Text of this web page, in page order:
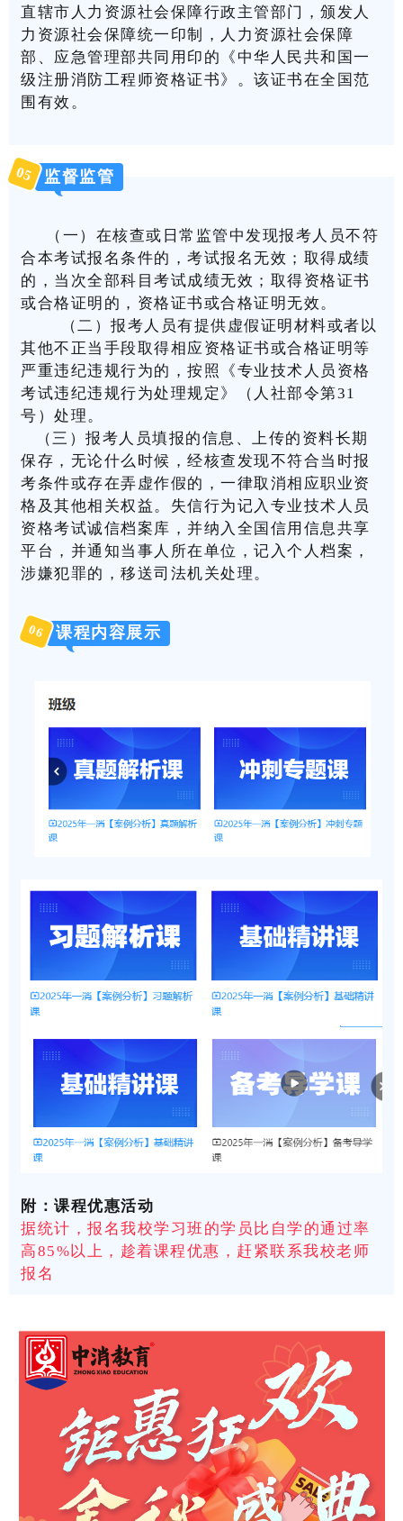
直辖市人力资源社会保障行政主管部门，颁发人
力资源社会保障统一印制，人力资源社会保障
部、应急管理部共同用印的《中华人民共和国一
级注册消防工程师资格证书》。该证书在全国范
围有效。
05 监督监管
（ 一）在核查或日常监管中发现报考人员不符
合本考试报名条件的，考试报名无效； 取得成绩
的，当次全部科目考试成绩无效； 取得资格证书
或合格证明的，资格证书或合格证明无效。
（二）报考人员有提供虚假证明材料或者以
其他不正当手段取得相应资格证书或合格证明等
严重违纪违规行为的，按照《专业技术人员资格
考试违纪违规行为处理规定》（人社部令第31
号）处理。
（三）报考人员填报的信息、上传的资料长期
保存，无论什么时候，经核查发现不符合当时报
考条件或存在弄虚作假的，一律取消相应职业资
格及其他相关权益。 失信行为记入专业技术人员
资格考试诚信档案库，并纳入全国信用信息共享
平台，并通知当事人所在单位，记入个人档案，
涉嫌犯罪的，移送司法机关处理。
06 课程内容展示
附：课程优惠活动
据统计，报名我校学习班的学员比自学的通过率
高85%以上，趁着课程优惠，赶紧联系我校老师
报名